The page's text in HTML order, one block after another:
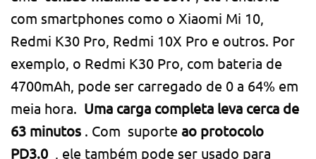
com smartphones como o Xiaomi Mi 10,
Redmi K30 Pro, Redmi 10X Pro e outros. Por
exemplo, o Redmi K30 Pro, com bateria de
4700mAh, pode ser carregado de 0 a 64% em
meia hora. Uma carga completa leva cerca de
63 minutos . Com suporte ao protocolo
PD3.0 , ele também pode ser usado para